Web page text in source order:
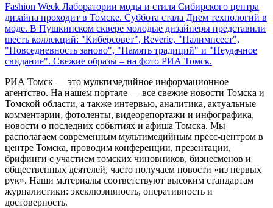
Fashion Week Лаборатории моды и стиля Сибирского центра
дизайна проходит в Томске. Суббота стала Днем технологий в
моде. В Пушкинском сквере молодые дизайнеры представили
шесть коллекций: "Киберсовет", Reverie, "Палимпсест",
"Повседневность заново", "Память традиций" и "Неудачное
свидание". Свежие образы – на фото РИА Томск.
РИА Томск — это мультимедийное информационное
агентство. На нашем портале — все свежие новости Томска и
Томской области, а также интервью, аналитика, актуальные
комментарии, фотоленты, видеорепортажи и инфографика,
новости о последних событиях и афиша Томска. Мы
располагаем современным мультимедийным пресс-центром в
центре Томска, проводим конференции, презентации,
брифинги с участием томских чиновников, бизнесменов и
общественных деятелей, часто получаем новости «из первых
рук». Наши материалы соответствуют высоким стандартам
журналистики: эксклюзивность, оперативность и
достоверность.